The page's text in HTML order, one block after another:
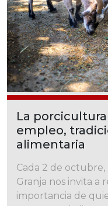
La
empleo,
alimentaria
Cada 2 de octubre,
Granja nos invita a
importancia de